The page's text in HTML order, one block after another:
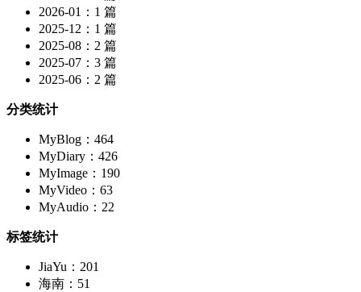
2026-01：1 篇
2025-12：1 篇
2025-08：2 篇
2025-07：3 篇
2025-06：2 篇
分类统计
MyBlog：464
MyDiary：426
MyImage：190
MyVideo：63
MyAudio：22
标签统计
JiaYu：201
海南：51